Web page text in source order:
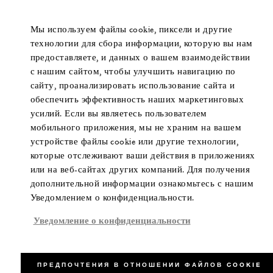
Мы используем файлы cookie, пиксели и другие
технологии для сбора информации, которую вы нам
предоставляете, и данных о вашем взаимодействии
с нашим сайтом, чтобы улучшить навигацию по
сайту, проанализировать использование сайта и
обеспечить эффективность наших маркетинговых
усилий. Если вы являетесь пользователем
мобильного приложения, мы не храним на вашем
устройстве файлы cookie или другие технологии,
которые отслеживают ваши действия в приложениях
или на веб-сайтах других компаний. Для получения
дополнительной информации ознакомьтесь с нашим
Уведомлением о конфиденциальности.
Уведомление о конфиденциальности
ПРЕДПОЧТЕНИЯ В ОТНОШЕНИИ ФАЙЛОВ COOKIE